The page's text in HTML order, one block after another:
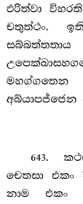
ඵරිත්වා
චතුත්ථං.
අබ්යාපජ්ජෙන
643.
චෙතසා එකං
නාම එකං